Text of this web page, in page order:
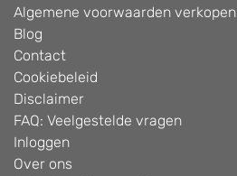
Algemene voorwaarden verkopen
Blog
Contact
Cookiebeleid
Disclaimer
FAQ: Veelgestelde vragen
Inloggen
Over ons